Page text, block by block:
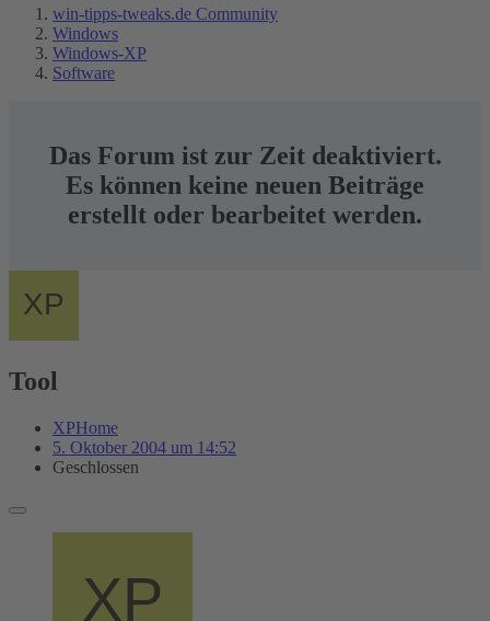
win-tipps-tweaks.de Community
Windows
Windows-XP
Software
Das Forum ist zur Zeit deaktiviert.
Es können keine neuen Beiträge
erstellt oder bearbeitet werden.
Tool
XPHome
5. Oktober 2004 um 14:52
Geschlossen